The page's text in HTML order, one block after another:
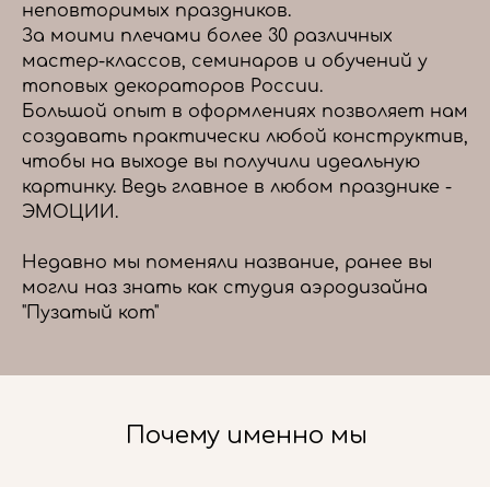
неповторимых праздников.
За моими плечами более 30 различных
мастер-классов, семинаров и обучений у
топовых декораторов России.
Большой опыт в оформлениях позволяет нам
создавать практически любой конструктив,
чтобы на выходе вы получили идеальную
картинку. Ведь главное в любом празднике -
ЭМОЦИИ.
Недавно мы поменяли название, ранее вы
могли наз знать как студия аэродизайна
"Пузатый кот"
Почему именно мы